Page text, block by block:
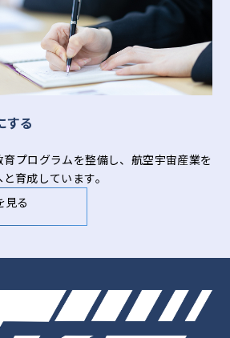
する
プログラムを整備し、航空宇宙産業を
育成しています。
見る